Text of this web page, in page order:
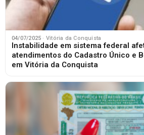
04/07/2025 · Vitória da Conquista
Instabilidade em sistema federal
atendimentos do Cadastro Único e
em Vitória da Conquista